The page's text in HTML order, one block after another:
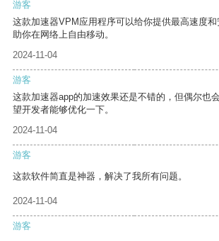
游客
这款加速器VPM应用程序可以给你提供最高速度
助你在网络上自由移动。
2024-11-04
游客
这款加速器app的加速效果还是不错的，但偶尔也
望开发者能够优化一下。
2024-11-04
游客
这款软件简直是神器，解决了我所有问题。
2024-11-04
游客